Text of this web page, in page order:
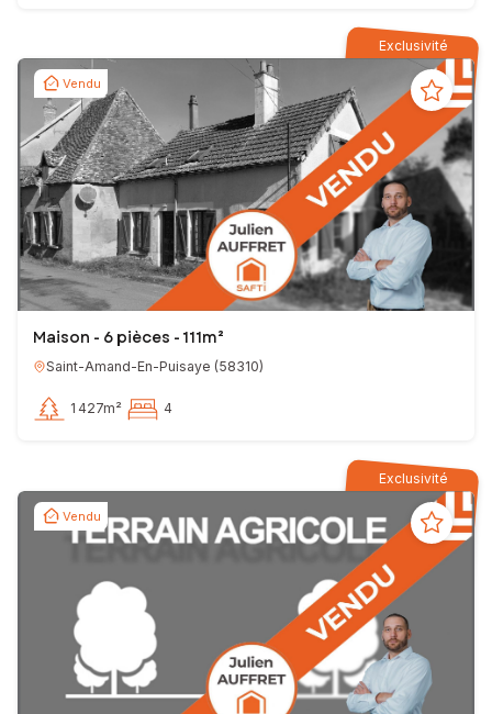
Exclusivité
Vendu
Maison - 6 pièces - 111m²
Saint-Amand-En-Puisaye (58310)
1 427m² 4
Exclusivité
Vendu